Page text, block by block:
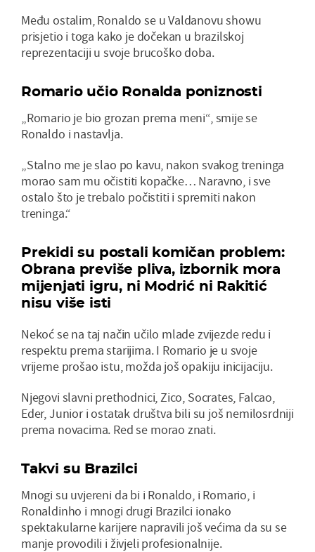
Među ostalim, Ronaldo se u Valdanovu showu
prisjetio i toga kako je dočekan u brazilskoj
reprezentaciji u svoje brucoško doba.
Romario učio Ronalda poniznosti
„Romario je bio grozan prema meni“, smije se
Ronaldo i nastavlja.
„Stalno me je slao po kavu, nakon svakog treninga
morao sam mu očistiti kopačke… Naravno, i sve
ostalo što je trebalo počistiti i spremiti nakon
treninga.“
Prekidi su postali komičan problem:
Obrana previše pliva, izbornik mora
mijenjati igru, ni Modrić ni Rakitić
nisu više isti
Nekoć se na taj način učilo mlade zvijezde redu i
respektu prema starijima. I Romario je u svoje
vrijeme prošao istu, možda još opakiju inicijaciju.
Njegovi slavni prethodnici, Zico, Socrates, Falcao,
Eder, Junior i ostatak društva bili su još nemilosrdniji
prema novacima. Red se morao znati.
Takvi su Brazilci
Mnogi su uvjereni da bi i Ronaldo, i Romario, i
Ronaldinho i mnogi drugi Brazilci ionako
spektakularne karijere napravili još većima da su se
manje provodili i živjeli profesionalnije.